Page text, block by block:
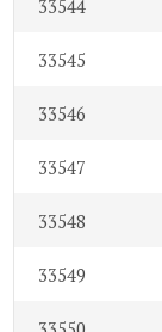
33544
33545
33546
33547
33548
33549